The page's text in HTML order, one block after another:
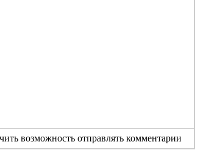
возможность отправлять комментарии